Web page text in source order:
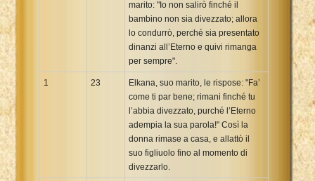
marito: "Io non salirò finché il
bambino non sia divezzato; allora
lo condurrò, perché sia presentato
dinanzi all’Eterno e quivi rimanga
per sempre".
1 23
Elkana, suo marito, le rispose: "Fa’
come ti par bene; rimani finché tu
l’abbia divezzato, purché l’Eterno
adempia la sua parola!" Così la
donna rimase a casa, e allattò il
suo figliuolo fino al momento di
divezzarlo.